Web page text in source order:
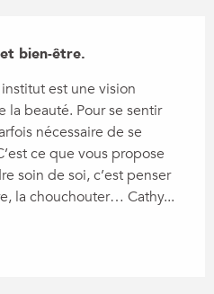
bien-être.
est une vision
la beauté. Pour se sentir
nécessaire de se
ce que vous propose
soin de soi, c’est penser
la chouchouter… Cathy...